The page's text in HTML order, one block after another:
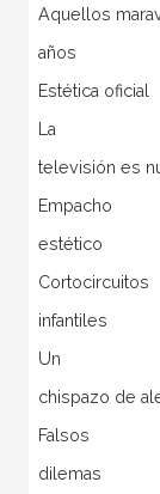
Aquellos
años
Estética oficial
La
televisión es
Empacho
estético
Cortocircuitos
infantiles
Un
chispazo de
Falsos
dilemas